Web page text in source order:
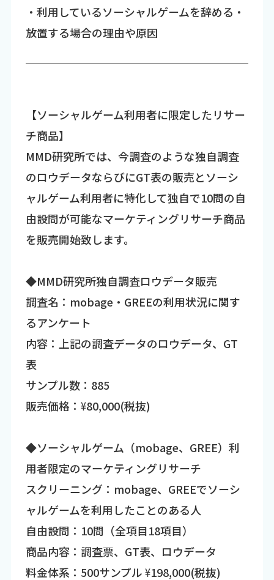
・利用しているソーシャルゲームを辞める・
放置する場合の理由や原因
【ソーシャルゲーム利用者に限定したリサー
チ商品】
MMD研究所では、今調査のような独自調査
のロウデータならびにGT表の販売とソーシ
ャルゲーム利用者に特化して独自で10問の自
由設問が可能なマーケティングリサーチ商品
を販売開始致します。
◆MMD研究所独自調査ロウデータ販売
調査名：mobage・GREEの利用状況に関す
るアンケート
内容：上記の調査データのロウデータ、GT
表
サンプル数：885
販売価格：\80,000(税抜)
◆ソーシャルゲーム（mobage、GREE）利
用者限定のマーケティングリサーチ
スクリーニング：mobage、GREEでソーシ
ャルゲームを利用したことのある人
自由設問：10問（全項目18項目）
商品内容：調査票、GT表、ロウデータ
料金体系：500サンプル \198,000(税抜)